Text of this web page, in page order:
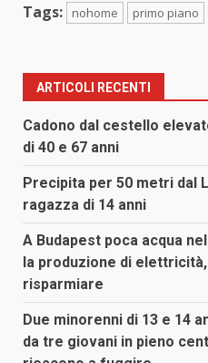
Tags: nohome primo piano
ARTICOLI RECENTI
Cadono dal cestello
di 40 e 67 anni
Precipita per 50 metri dal
ragazza di 14 anni
A Budapest poca acqua
la produzione di
risparmiare
Due minorenni di 13 e 14
da tre giovani in pieno